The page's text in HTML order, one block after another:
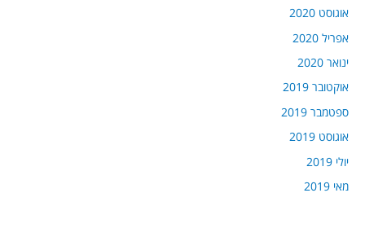
אוגוסט 2020
אפריל 2020
ינואר 2020
אוקטובר 2019
ספטמבר 2019
אוגוסט 2019
יולי 2019
מאי 2019